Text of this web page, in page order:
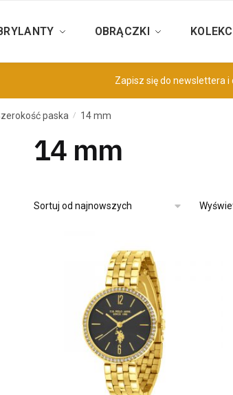
OBRĄCZKI
Zapisz się do newslettera i
paska / 14 mm
14 mm